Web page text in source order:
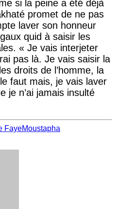
si la peine a été déjà
promet de ne pas
laver son honneur
quid à saisir les
« Je vais interjeter
pas là. Je vais saisir la
droits de l’homme, la
faut mais, je vais laver
je n’ai jamais insulté
FayeMoustapha